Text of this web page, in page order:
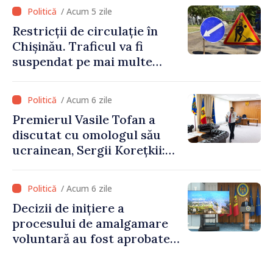
/ Acum 5 zile
Restricții de circulație în
Chișinău. Traficul va fi
suspendat pe mai multe
/ Acum 6 zile
Premierul Vasile Tofan a
discutat cu omologul său
ucrainean, Sergii Korețkii:
bazată pe încredere și
solidaritate, pe care vrem să
o transformăm în proiecte
concrete”
/ Acum 6 zile
Decizii de inițiere a
procesului de amalgamare
voluntară au fost aprobate